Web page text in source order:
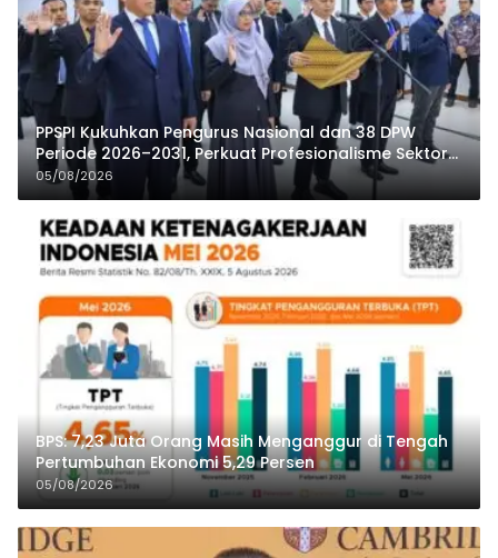
PPSPI Kukuhkan Pengurus Nasional dan 38 DPW
Periode 2026–2031, Perkuat Profesionalisme Sektor
Publik
05/08/2026
BPS: 7,23 Juta Orang Masih Menganggur di Tengah
Pertumbuhan Ekonomi 5,29 Persen
05/08/2026